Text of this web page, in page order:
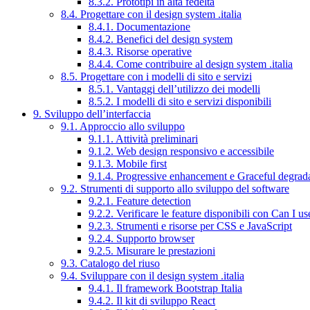
8.4. Progettare con il design system .italia
8.4.1. Documentazione
8.4.2. Benefici del design system
8.4.3. Risorse operative
8.4.4. Come contribuire al design system .italia
8.5. Progettare con i modelli di sito e servizi
8.5.1. Vantaggi dell’utilizzo dei modelli
8.5.2. I modelli di sito e servizi disponibili
9. Sviluppo dell’interfaccia
9.1. Approccio allo sviluppo
9.1.1. Attività preliminari
9.1.2. Web design responsivo e accessibile
9.1.3. Mobile first
9.1.4. Progressive enhancement e Graceful
9.2. Strumenti di supporto allo sviluppo del software
9.2.1. Feature detection
9.2.2. Verificare le feature disponibili con Can I
9.2.3. Strumenti e risorse per CSS e JavaScript
9.2.4. Supporto browser
9.2.5. Misurare le prestazioni
9.3. Catalogo del riuso
9.4. Sviluppare con il design system .italia
9.4.1. Il framework Bootstrap Italia
9.4.2. Il kit di sviluppo React